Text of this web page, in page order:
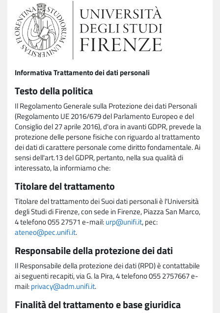
Informativa Trattamento dei dati personali
Testo della politica
Il Regolamento Generale sulla Protezione dei dati Personali
(Regolamento UE 2016/679 del Parlamento Europeo e del
Consiglio del 27 aprile 2016), d'ora in avanti GDPR, prevede la
protezione delle persone fisiche con riguardo al trattamento
dei dati di carattere personale come diritto fondamentale. Ai
sensi dell'art.13 del GDPR, pertanto, nella sua qualità di
interessato, la informiamo che:
Titolare del trattamento
Titolare del trattamento dei Suoi dati personali è l'Università
degli Studi di Firenze, con sede in Firenze, Piazza San Marco,
4 telefono 055 27571 e-mail:urp@unifi.it, pec:
ateneo@pec.unifi.it.
Responsabile della protezione dei dati
Il Responsabile della protezione dei dati (RPD) è contattabile
ai seguenti recapiti, via G. la Pira, 4 telefono 055 2757667 e-
mail:privacy@adm.unifi.it.
Finalità del trattamento e base giuridica